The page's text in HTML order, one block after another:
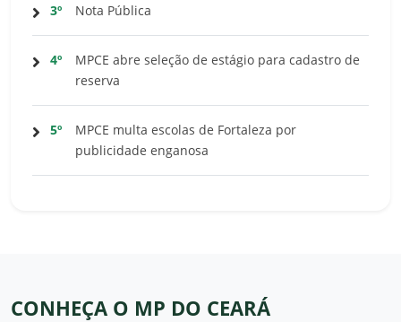
3º Nota Pública
4º
MPCE abre seleção de estágio para cadastro de
reserva
5º
MPCE multa escolas de Fortaleza por
publicidade enganosa
CONHEÇA O MP DO CEARÁ